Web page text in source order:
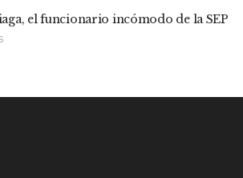
el funcionario incómodo de la SEP